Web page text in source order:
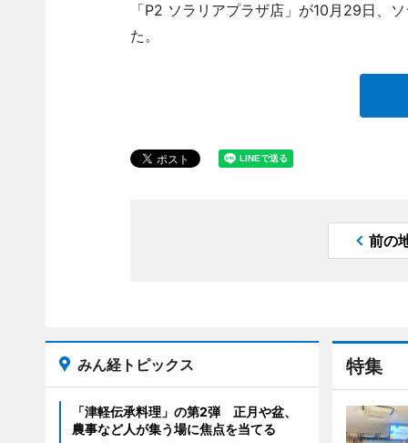
「P2 ソラリアプラザ店」が10月29日、
た。
前の
特集
みん経トピックス
「津軽伝承料理」の第2弾 正月や盆、
農事など人が集う場に焦点を当てる